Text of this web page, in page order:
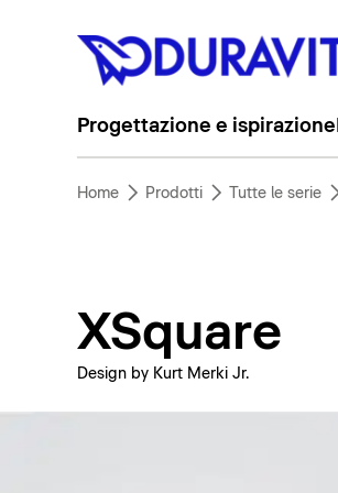
Progettazione e ispirazione
Home Prodotti Tutte le serie
XSquare
Design by Kurt Merki Jr.